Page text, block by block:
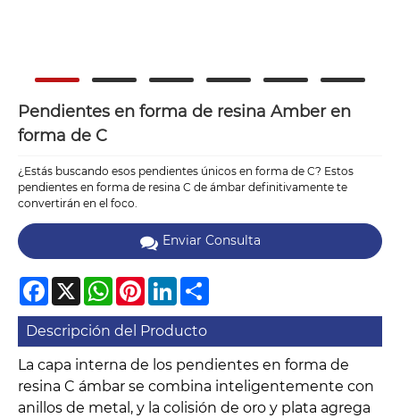
Pendientes en forma de resina Amber en
forma de C
¿Estás buscando esos pendientes únicos en forma de C? Estos
pendientes en forma de resina C de ámbar definitivamente te
convertirán en el foco.
Enviar Consulta
Facebook
X WhatsAppPinterestLinkedIn
Descripción del Producto
La capa interna de los pendientes en forma de
resina C ámbar se combina inteligentemente con
anillos de metal, y la colisión de oro y plata agrega